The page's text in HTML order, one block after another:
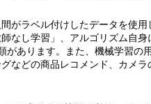
がラベル付けしたデータを使
なし学習」、アルゴリズム自
があります。また、機械学習の
などの商品レコメンド、カメ